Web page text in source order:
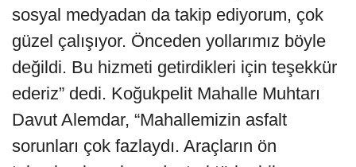
sosyal medyadan da takip ediyorum, çok
güzel çalışıyor. Önceden yollarımız böyle
değildi. Bu hizmeti getirdikleri için teşekkür
ederiz” dedi. Koğukpelit Mahalle Muhtarı
Davut Alemdar, “Mahallemizin asfalt
sorunları çok fazlaydı. Araçların ön